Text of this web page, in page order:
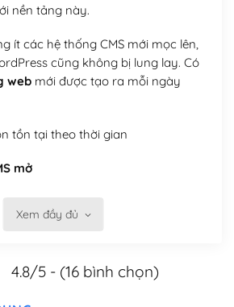
nền tảng này.
ít các hệ thống CMS mới mọc lên,
cũng không bị lung lay. Có
webmới được tạo ra mỗi ngày
tồn tại theo thời gian
mở
cấp các tính năng tùy biến, tự thay
tự quản lý, bạn có thể tùy chỉnh
Xem đầy đủ
4.8/5 - (16 bình chọn)